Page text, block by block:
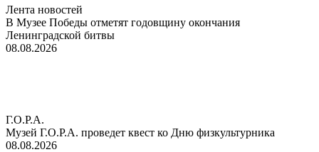
Лента новостей
В Музее Победы отметят годовщину окончания
Ленинградской битвы
08.08.2026
Г.О.Р.А.
Музей Г.О.Р.А. проведет квест ко Дню физкультурника
08.08.2026